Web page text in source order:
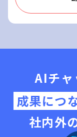
AIチャ
成果につ
社内外